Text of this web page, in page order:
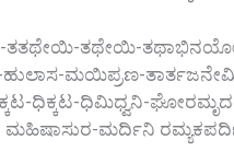
ತತಥೇಯಿ-ತಥೇಯಿ-
ಮಯಿಪ್ರಣ-
ಧಿಕ್ಕಟ-ಧಿಮಿಧ್ವನಿ-
ಮರ್ದಿನಿ ರಮ್ಯಕಪರ್ದಿನಿ